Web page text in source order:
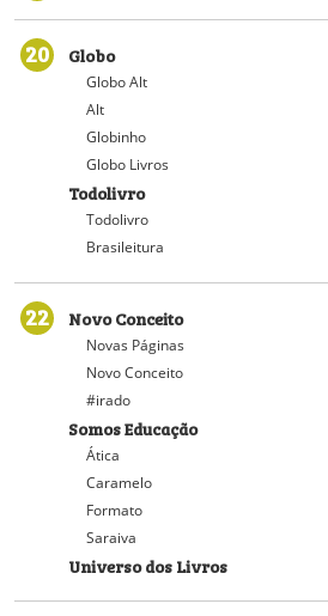
20 Globo
Globo Alt
Alt
Globinho
Globo Livros
Todolivro
Todolivro
Brasileitura
22 Novo Conceito
Novas Páginas
Novo Conceito
#irado
Somos Educação
Ática
Caramelo
Formato
Saraiva
Universo dos Livros